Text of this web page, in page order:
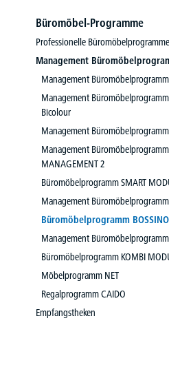
Büromöbel-Programme
Professionelle Büromöbelprogramme
Management
Management
Management Büromöbelprogramm
Bicolour
Management
Management Büromöbelprogramm
MANAGEMENT 2
Büromöbelprogramm SMART
Management Büromöbelprogramm
Büromöbelprogramm BOSSINO
Management Büromöbelprogramm
Büromöbelprogramm KOMBI
Möbelprogramm NET
Regalprogramm CAIDO
Empfangstheken